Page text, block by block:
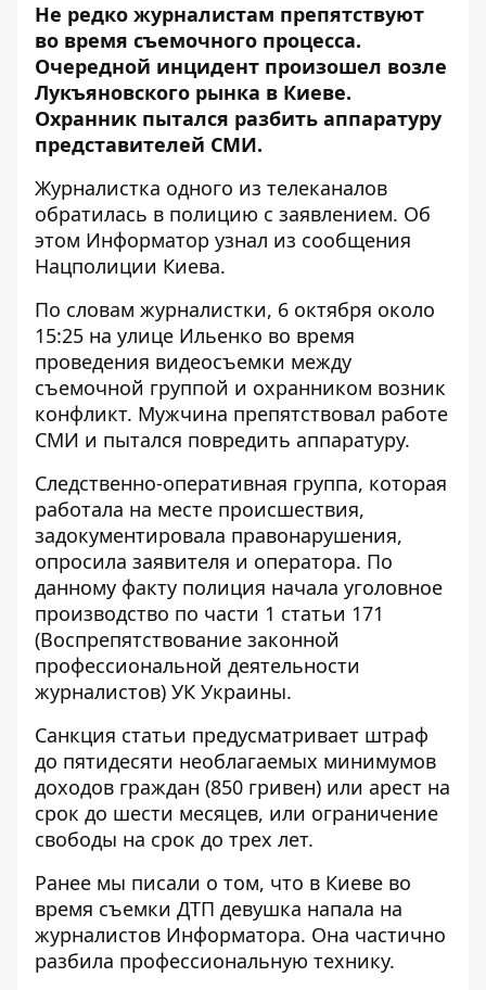
Не редко журналистам препятствуют
во время съемочного процесса.
Очередной инцидент произошел возле
Лукъяновского рынка в Киеве.
Охранник пытался разбить аппаратуру
представителей СМИ.
Журналистка одного из телеканалов
обратилась в полицию с заявлением. Об
этом Информатор узнал из сообщения
Нацполиции Киева.
По словам журналистки, 6 октября около
15:25 на улице Ильенко во время
проведения видеосъемки между
съемочной группой и охранником возник
конфликт. Мужчина препятствовал работе
СМИ и пытался повредить аппаратуру.
Следственно-оперативная группа, которая
работала на месте происшествия,
задокументировала правонарушения,
опросила заявителя и оператора. По
данному факту полиция начала уголовное
производство по части 1 статьи 171
(Воспрепятствование законной
профессиональной деятельности
журналистов) УК Украины.
Санкция статьи предусматривает штраф
до пятидесяти необлагаемых минимумов
доходов граждан (850 гривен) или арест на
срок до шести месяцев, или ограничение
свободы на срок до трех лет.
Ранее мы писали о том, что в Киеве во
время съемки ДТП девушка напала на
журналистов Информатора. Она частично
разбила профессиональную технику.